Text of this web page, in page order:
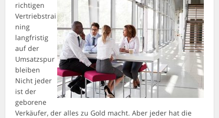
richtigen
Vertriebstrai
ning
langfristig
auf der
Umsatzspur
bleiben
Nicht jeder
ist der
geborene
Verkäufer, der alles zu Gold macht. Aber jeder hat die